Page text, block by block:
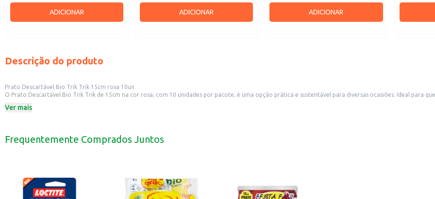
ADICIONAR ADICIONAR ADICIONAR
Descrição do produto
Prato Descartável Bio Trik Trik 15cm rosa 10un
O Prato Descartável Bio Trik Trik de 15cm na cor rosa, com 10 unidades por pacote, é uma opção prática e sustentável para diversas ocasiões. Ideal para
Dicas de Uso:
Com o Prato Descartável Bio Trik Trik, você alia a praticidade do descarte com a preocupação ambiental, tornando seus eventos mais agradáveis e
Ver mais
Frequentemente Comprados Juntos